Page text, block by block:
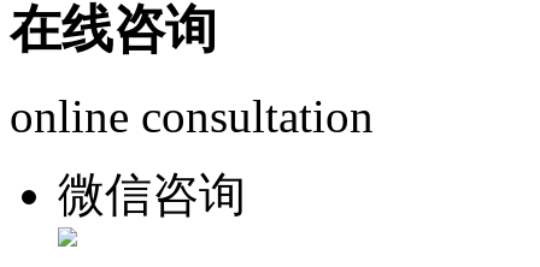
在线咨询
online consultation
微信咨询